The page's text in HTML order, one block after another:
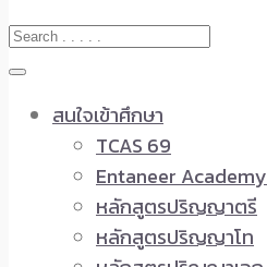
สนใจเข้าศึกษา
TCAS 69
Entaneer Academy
หลักสูตรปริญญาตรี
หลักสูตรปริญญาโท